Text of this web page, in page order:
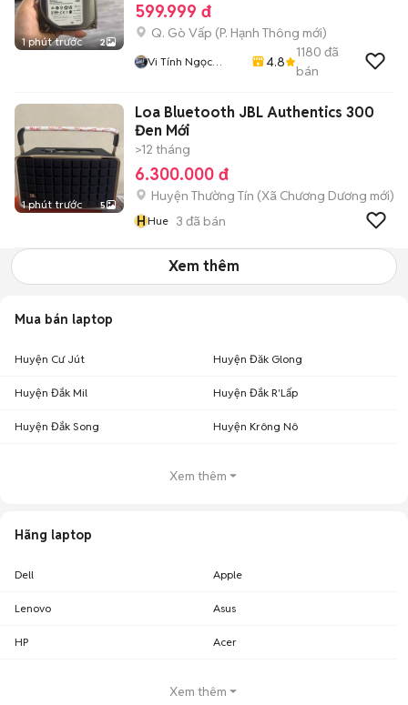
1 phút trước 2
599.999 đ
Q. Gò Vấp (P. Hạnh Thông mới)
Vi Tính Ngọc
4.8
1180 đã
bán
1 phút trước 5
Loa Bluetooth JBL Authentics 300
Đen Mới
>12 tháng
6.300.000 đ
Huyện Thường Tín (Xã Chương Dương mới)
HHue 3 đã bán
Xem thêm
Mua bán laptop
Huyện Cư Jút Huyện Đăk Glong
Huyện Đắk Mil Huyện Đắk R'Lấp
Huyện Đắk Song Huyện Krông Nô
Xem thêm
Hãng laptop
Dell Apple
Lenovo Asus
HP Acer
Xem thêm